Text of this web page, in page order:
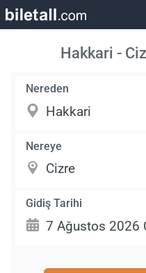
Hakkari -
Nereden
Nereye
Gidiş Tarihi